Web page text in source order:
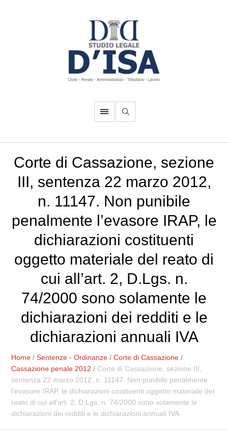
Corte di Cassazione, sezione
III, sentenza 22 marzo 2012,
n. 11147. Non punibile
penalmente l’evasore IRAP, le
dichiarazioni costituenti
oggetto materiale del reato di
cui all’art. 2, D.Lgs. n.
74/2000 sono solamente le
dichiarazioni dei redditi e le
dichiarazioni annuali IVA
Home /Sentenze - Ordinanze /Corte di Cassazione /
Cassazione penale 2012 / Corte di Cassazione, sezione III,
sentenza 22 marzo 2012, n. 11147. Non punibile penalmente
l’evasore IRAP, le dichiarazioni costituenti oggetto materiale del
reato di cui all’art. 2, D.Lgs. n. 74/2000 sono solamente le
dichiarazioni dei redditi e le dichiarazioni annuali IVA